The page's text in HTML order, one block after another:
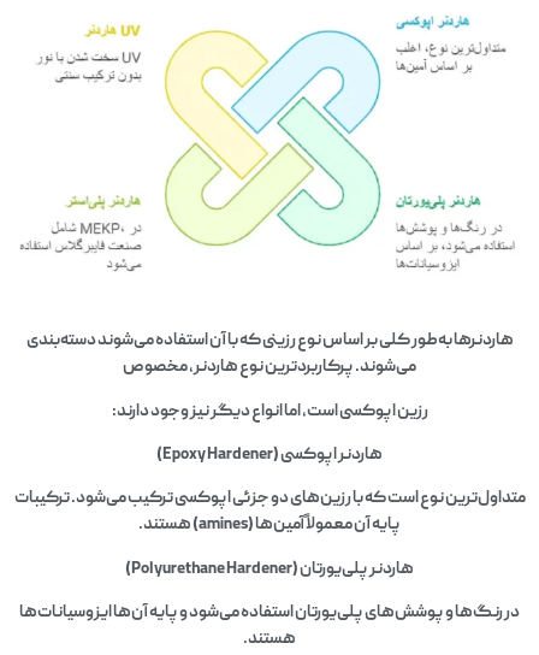
هاردنرها به‌طور کلی بر اساس نوع رزینی که با آن استفاده می‌شوند دسته‌بندی
می‌شوند. پرکاربردترین نوع هاردنر، مخصوص
رزین اپوکسی است، اما انواع دیگر نیز وجود دارند:
هاردنر اپوکسی (Epoxy Hardener)
متداول‌ترین نوع است که با رزین‌های دو جزئی اپوکسی ترکیب می‌شود. ترکیبات
پایه آن معمولاً آمین‌ها (amines) هستند.
هاردنر پلی‌یورتان (Polyurethane Hardener)
در رنگ‌ها و پوشش‌های پلی‌یورتان استفاده می‌شود و پایه آن‌ها ایزوسیانات‌ها
هستند.